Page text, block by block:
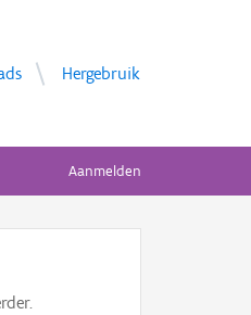
Hergebruik
Aanmelden